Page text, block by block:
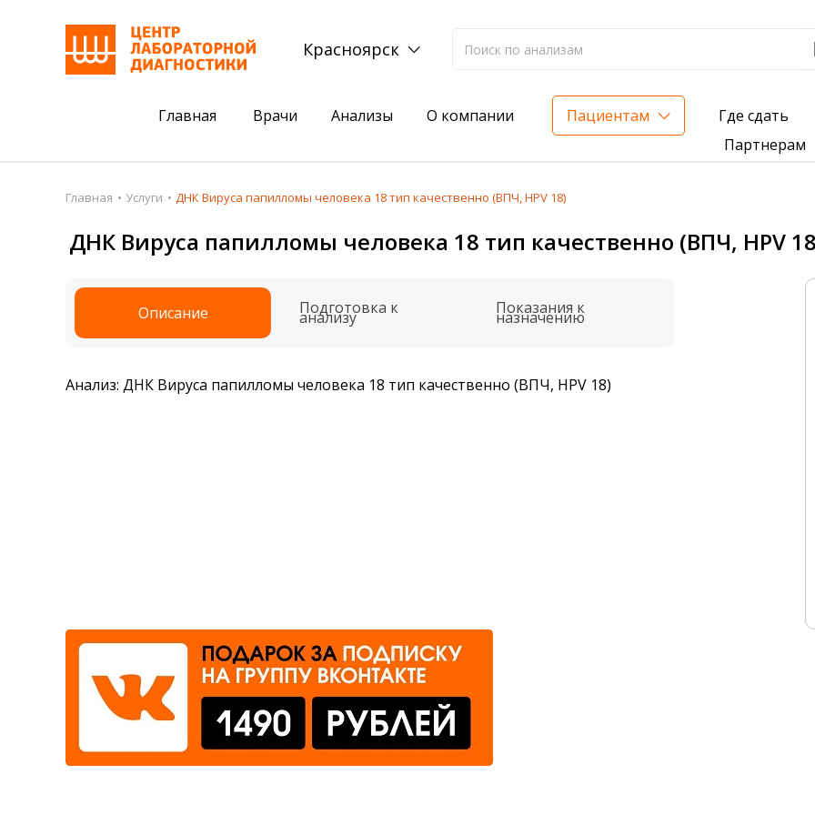
Красноярск
Главная Врачи Анализы О компании Пациентам
Где сдать
Партнерам
Пациентам
Акции
Подготовка к анализам
Получить результаты
Налоговый вычет
Акции
Комплексный анализ на жирорастворимые витамины — всего 3 999 ₽
Сдать клеща на анализ для проверки на наличие инфекций
Главная Услуги ДНК Вируса папилломы человека 18 тип качественно (ВПЧ, HPV 18)
ДНК Вируса папилломы человека 18 тип качественно (ВПЧ, HPV
Описание Подготовка к
анализу Показания к
назначению
Анализ: ДНК Вируса папилломы человека 18 тип качественно (ВПЧ, HPV 18)